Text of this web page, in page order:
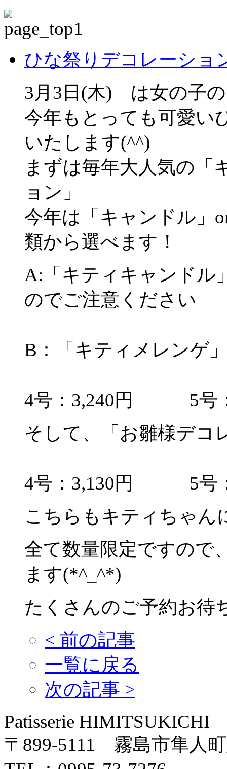
ひな祭りデコレーショ
3月3日(木) は女の子
今年もとっても可愛い
いたします(^^)
まずは毎年大人気の「
ョン」
今年は「キャンドル」
類から選べます！
A:「キティキャンド
のでご注意ください
B：「キティメレンゲ
4号：3,240円 5号
そして、「お雛様デコ
4号：3,130円 5号
こちらもキティちゃ
全て数量限定ですので
ます(*^_^*)
たくさんのご予約お待
< 前の記事
一覧に戻る
次の記事 >
Patisserie HIMITSUKICHI
〒899-5111 霧島市隼人